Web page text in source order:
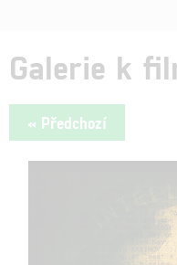
Galerie k
« Předchozí